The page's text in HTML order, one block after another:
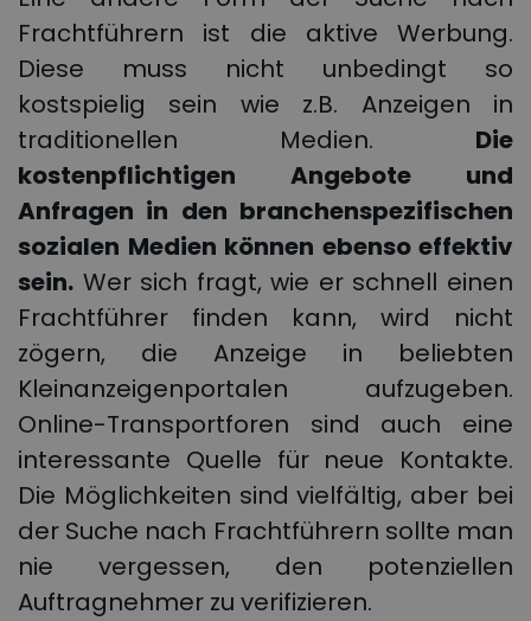
Frachtführern ist die aktive Werbung.
Diese muss nicht unbedingt so
kostspielig sein wie z.B. Anzeigen in
traditionellen Medien. Die
kostenpflichtigen Angebote und
Anfragen in den branchenspezifischen
sozialen Medien können ebenso effektiv
sein. Wer sich fragt, wie er schnell einen
Frachtführer finden kann, wird nicht
zögern, die Anzeige in beliebten
Kleinanzeigenportalen aufzugeben.
Online-Transportforen sind auch eine
interessante Quelle für neue Kontakte.
Die Möglichkeiten sind vielfältig, aber bei
der Suche nach Frachtführern sollte man
nie vergessen, den potenziellen
Auftragnehmer zu verifizieren.